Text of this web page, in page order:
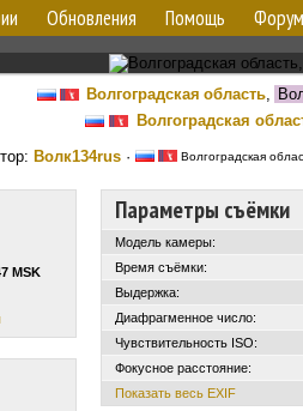
Обновления Помощь Форум
Волгоградская область,
Волгоградская
Волк134rus· Волгоградская
MSK
Параметры съёмки
Модель камеры:
Время съёмки:
Выдержка:
Диафрагменное число:
Чувствительность ISO:
Фокусное расстояние:
Показать весь EXIF